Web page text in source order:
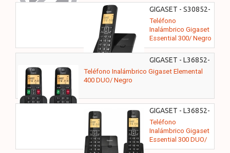
GIGASET - S30852-
H3211-D201
Teléfono
Inalámbrico Gigaset
Essential 300/ Negro
GIGASET - L36852-
H3009-D201
Teléfono Inalámbrico Gigaset Elemental
400 DUO/ Negro
GIGASET - L36852-
H3211-D201
Teléfono
Inalámbrico Gigaset
Essential 300 DUO/
Negro